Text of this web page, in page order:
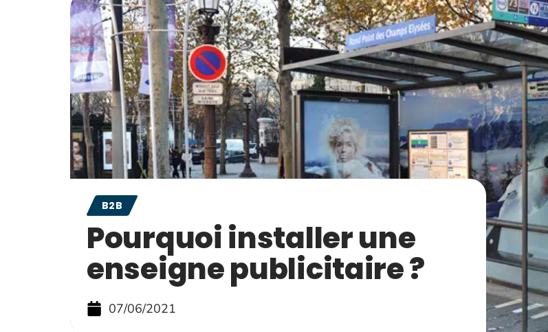
B2B
Pourquoi installer une
enseigne publicitaire ?
07/06/2021